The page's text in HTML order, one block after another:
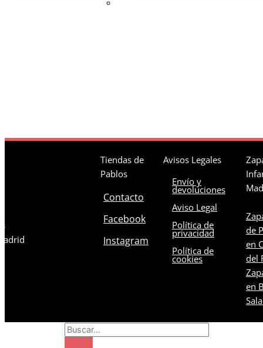
Tiendas de
Pablos
Contacto
Facebook
Instagram
Avisos Legales
Envío y
devoluciones
Aviso Legal
Política de
privacidad
Política de
cookies
de
en
del
en
Search